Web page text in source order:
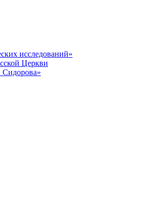
исследований»
Церкви
Сидорова»